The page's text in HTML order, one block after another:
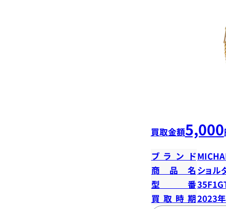
買取金額5,000
ブランド
商品名 ショル
型番
買取時期2023